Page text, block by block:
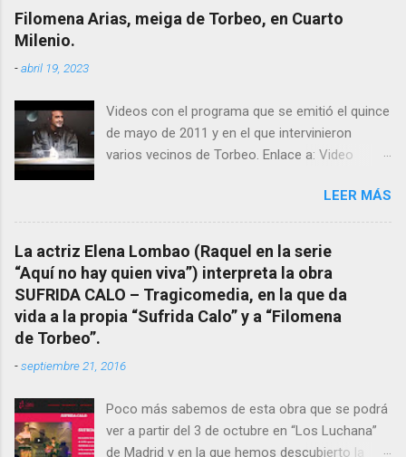
excelente difusora del nombre de nuestro
pueblo, no en vano es reconocida por muchos
mención a ANTON PATIÑO REGUEIRA (ya
fallecido) cuyo empeño por estudiar y dar a
conocer a esta “sabia” y por ende a Torbeo no
También reproducimos integro el articulo que
en el año 2000 publico Ángel Arnaiz recogiendo
información de primera mano que le
suministraron David (nieto de Filomena) y
algunos vecinos mas del pueblo.
Dejamos para otro momento la ...
Filomena Arias, meiga de Torbeo, en Cuarto
Milenio.
-abril 19, 2023
Videos con el programa que se emitió el quince
de mayo de 2011 y en el que intervinieron
varios vecinos de Torbeo. Enlace a: Video
completo emitido en CUARTO MILENIO En
Facebook otra copia con mejor resolución:
Facebook CUARTO MILENIO - Filomena Arias.
LEER MÁS
La actriz Elena Lombao (Raquel en la serie
“Aquí no hay quien viva”) interpreta la obra
SUFRIDA CALO – Tragicomedia, en la que da
vida a la propia “Sufrida Calo” y a “Filomena
de Torbeo”.
-septiembre 21, 2016
Poco más sabemos de esta obra que se podrá
ver a partir del 3 de octubre en “Los Luchana”
de Madrid y en la que hemos descubierto la